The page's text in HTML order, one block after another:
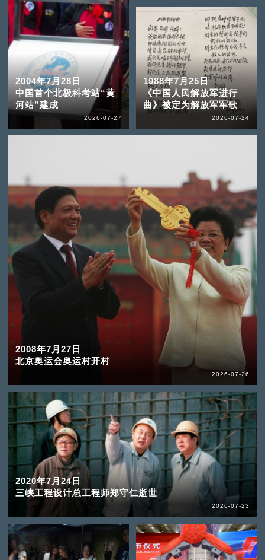
2004年7月28日
中国首个北极科考站“黄
河站”建成
2026-07-27
2008年7月27日
北京奥运会奥运村开村
2026-07-26
1988年7月25日
《中国人民解放军进行
曲》被定为解放军军歌
2026-07-24
2020年7月24日
三峡工程设计总工程师郑守仁逝世
2026-07-23